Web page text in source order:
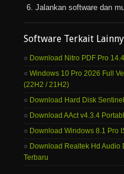
Jalankan software dan
Software Terkait
Download Nitro PDF Pro
Windows 10 Pro 2026 Full
(22H2 / 21H2)
Download Hard Disk
Download AAct v4.3.4
Download Windows 8.1 Pro
Download Realtek Hd Audio
Terbaru